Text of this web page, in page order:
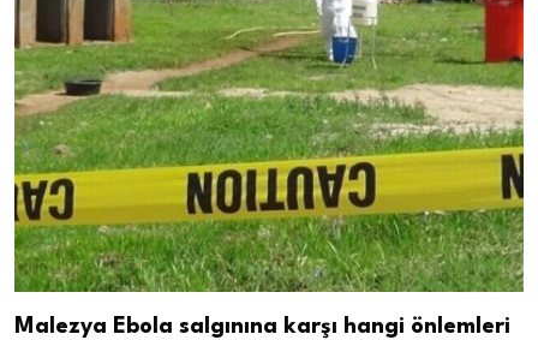
Malezya Ebola salgınına karşı hangi önlemleri